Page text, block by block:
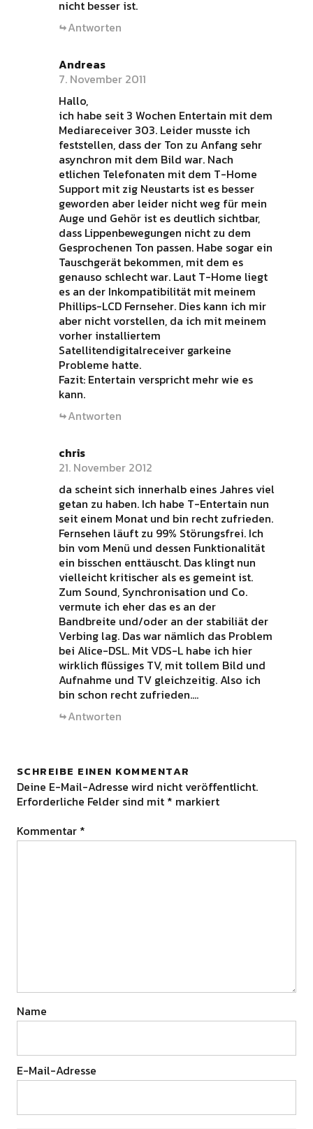
nicht besser ist.
Antworten
Andreas
7. November 2011
Hallo,
ich habe seit 3 Wochen Entertain mit dem
Mediareceiver 303. Leider musste ich
feststellen, dass der Ton zu Anfang sehr
asynchron mit dem Bild war. Nach
etlichen Telefonaten mit dem T-Home
Support mit zig Neustarts ist es besser
geworden aber leider nicht weg für mein
Auge und Gehör ist es deutlich sichtbar,
dass Lippenbewegungen nicht zu dem
Gesprochenen Ton passen. Habe sogar ein
Tauschgerät bekommen, mit dem es
genauso schlecht war. Laut T-Home liegt
es an der Inkompatibilität mit meinem
Phillips-LCD Fernseher. Dies kann ich mir
aber nicht vorstellen, da ich mit meinem
vorher installiertem
Satellitendigitalreceiver garkeine
Probleme hatte.
Fazit: Entertain verspricht mehr wie es
kann.
Antworten
chris
21. November 2012
da scheint sich innerhalb eines Jahres viel
getan zu haben. Ich habe T-Entertain nun
seit einem Monat und bin recht zufrieden.
Fernsehen läuft zu 99% Störungsfrei. Ich
bin vom Menü und dessen Funktionalität
ein bisschen enttäuscht. Das klingt nun
vielleicht kritischer als es gemeint ist.
Zum Sound, Synchronisation und Co.
vermute ich eher das es an der
Bandbreite und/oder an der stabiliät der
Verbing lag. Das war nämlich das Problem
bei Alice-DSL. Mit VDS-L habe ich hier
wirklich flüssiges TV, mit tollem Bild und
Aufnahme und TV gleichzeitig. Also ich
bin schon recht zufrieden….
Antworten
SCHREIBE EINEN KOMMENTAR
Deine E-Mail-Adresse wird nicht veröffentlicht.
Erforderliche Felder sind mit * markiert
Kommentar *
Name
E-Mail-Adresse